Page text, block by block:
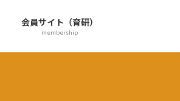
会員サイト（育研）
membership